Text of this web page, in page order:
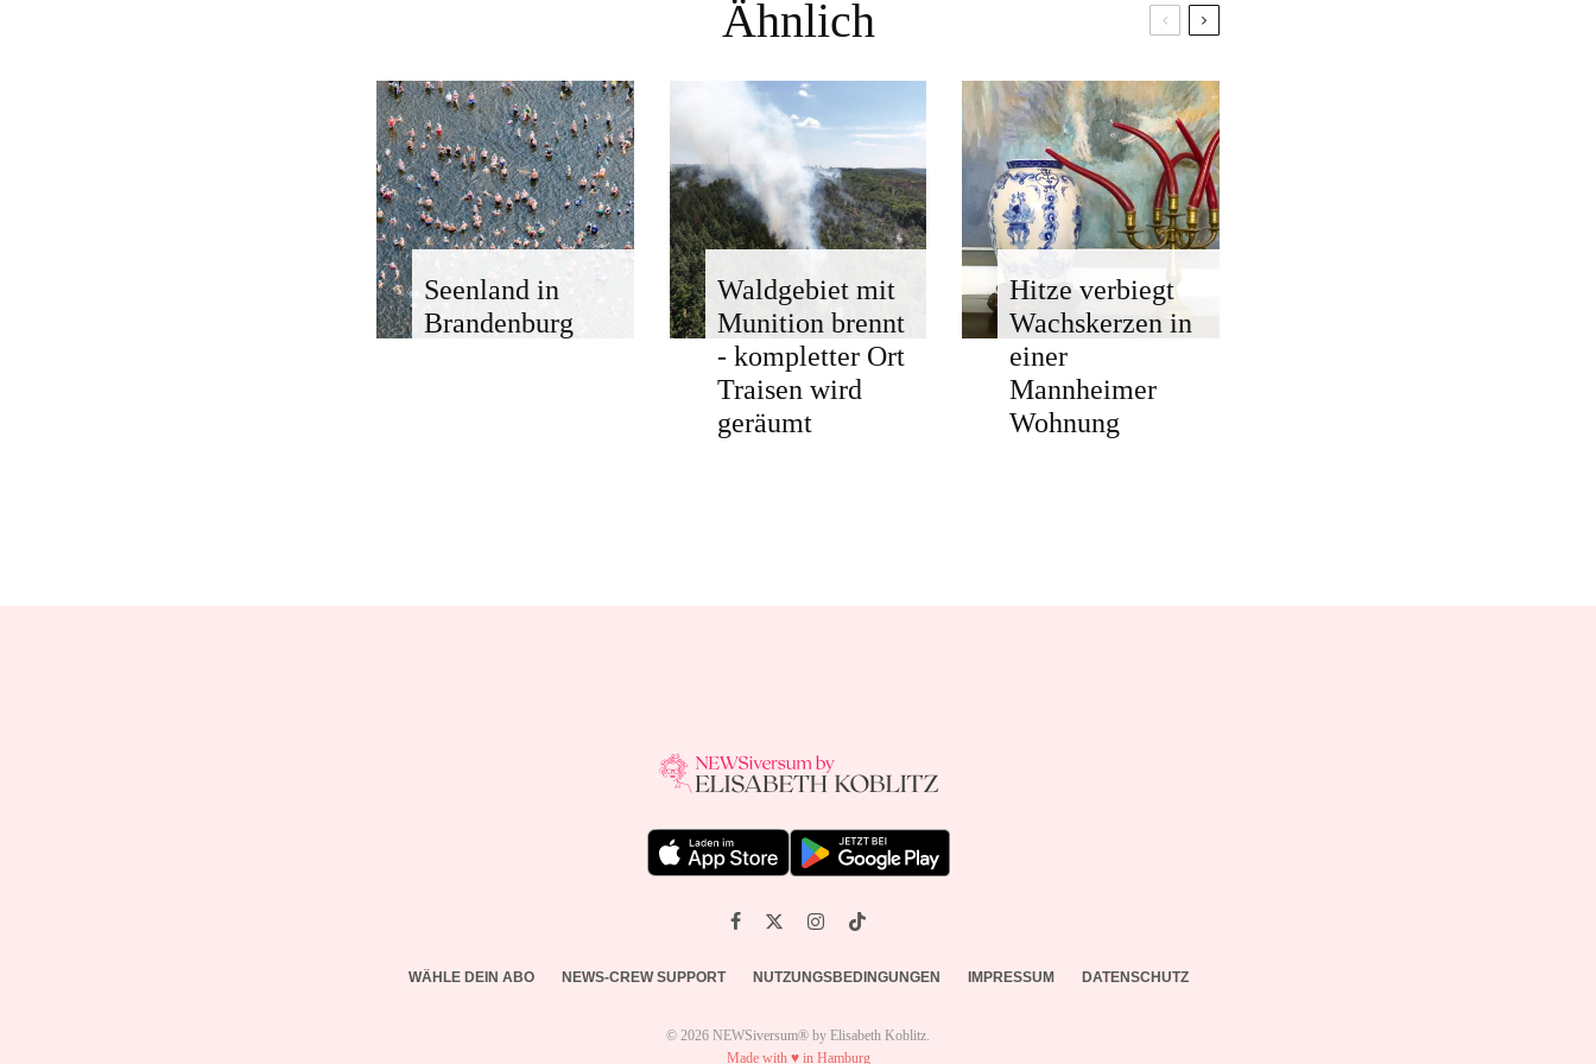
Ähnlich
Seenland in
Brandenburg
Waldgebiet mit
Munition brennt
- kompletter Ort
Traisen wird
geräumt
Hitze verbiegt
Wachskerzen in
einer
Mannheimer
Wohnung
WÄHLE DEIN ABO NEWS-CREW SUPPORT NUTZUNGSBEDINGUNGEN IMPRESSUM DATENSCHUTZ
© 2026 NEWSiversum® by Elisabeth Koblitz.
Made with ♥ in Hamburg